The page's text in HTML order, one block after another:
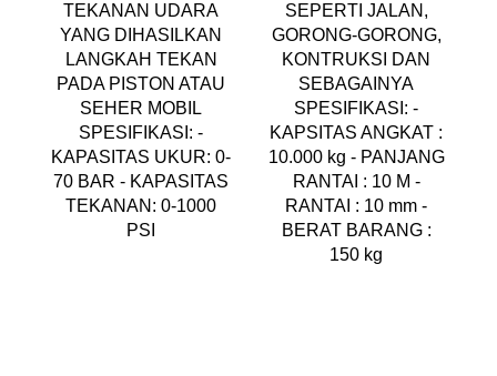
TEKANAN UDARA
YANG DIHASILKAN
LANGKAH TEKAN
PADA PISTON ATAU
SEHER MOBIL
SPESIFIKASI: -
KAPASITAS UKUR: 0-
70 BAR - KAPASITAS
TEKANAN: 0-1000
PSI
SEPERTI JALAN,
GORONG-GORONG,
KONTRUKSI DAN
SEBAGAINYA
SPESIFIKASI: -
KAPSITAS ANGKAT :
10.000 kg - PANJANG
RANTAI : 10 M -
RANTAI : 10 mm -
BERAT BARANG :
150 kg